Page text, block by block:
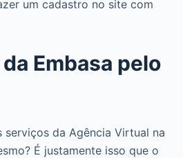
um cadastro no site com
Embasa pelo
da Agência Virtual na
É justamente isso que o